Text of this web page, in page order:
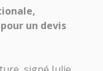
un devis